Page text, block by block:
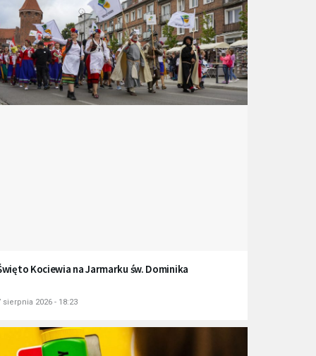
Kociewia na Jarmarku św. Dominika
sierpnia 2026 - 18:23